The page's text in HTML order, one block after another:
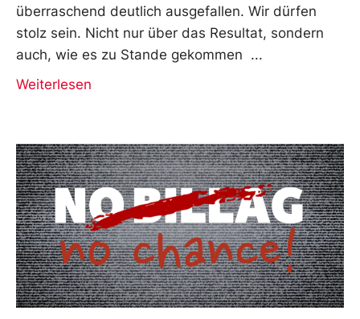
überraschend deutlich ausgefallen. Wir dürfen
stolz sein. Nicht nur über das Resultat, sondern
auch, wie es zu Stande gekommen
Weiterlesen